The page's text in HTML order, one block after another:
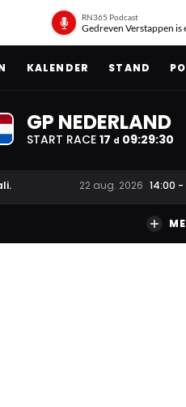
RN365 Podcast
Gedreven Verstappen is
KALENDER STAND
GP NEDERLAND
START RACE 17 d 09:29:29
22 aug. 2026 14:00 -